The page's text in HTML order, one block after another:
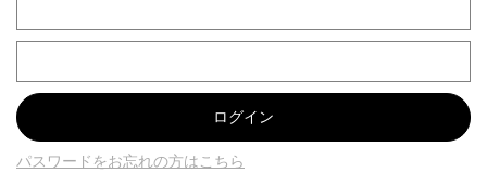
パスワードをお忘れの方はこちら